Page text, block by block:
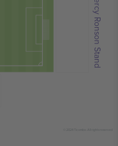
Percy Ronson Stand